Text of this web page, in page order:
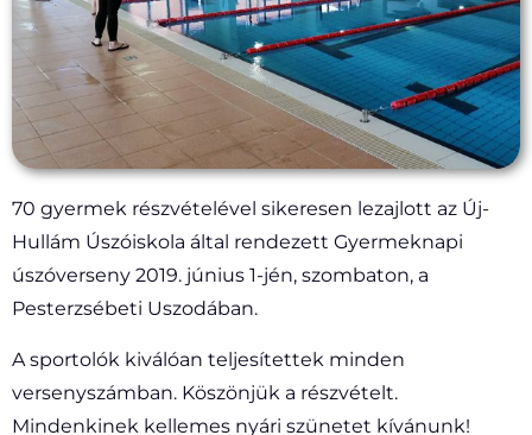
70 gyermek részvételével sikeresen lezajlott az Új-
Hullám Úszóiskola által rendezett Gyermeknapi
úszóverseny 2019. június 1-jén, szombaton, a
Pesterzsébeti Uszodában.
A sportolók kiválóan teljesítettek minden
versenyszámban. Köszönjük a részvételt.
Mindenkinek kellemes nyári szünetet kívánunk!